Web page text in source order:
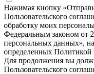
Нажимая кнопку
Пользовательского
обработку моих
Федеральным законом от
персональных данных»,
определенных Политикой
Для продолжения вы
Пользовательского